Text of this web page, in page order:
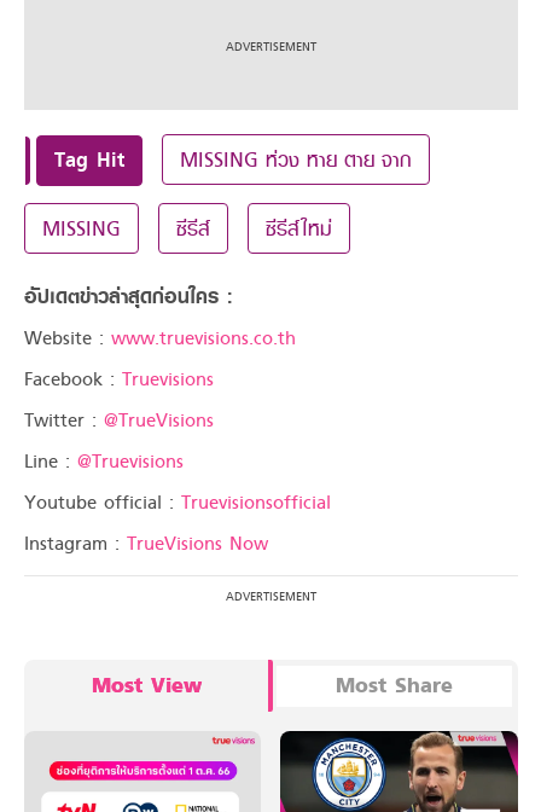
Tag Hit MISSING ห่วง หาย ตาย จาก
MISSING ซีรีส์ ซีรีส์ใหม่
อัปเดตข่าวล่าสุดก่อนใคร :
Website : www.truevisions.co.th
Facebook : Truevisions
Twitter : @TrueVisions
Line : @Truevisions
Youtube official : Truevisionsofficial
Instagram : TrueVisions Now
Most View Most Share